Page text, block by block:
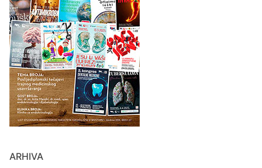
ARHIVA